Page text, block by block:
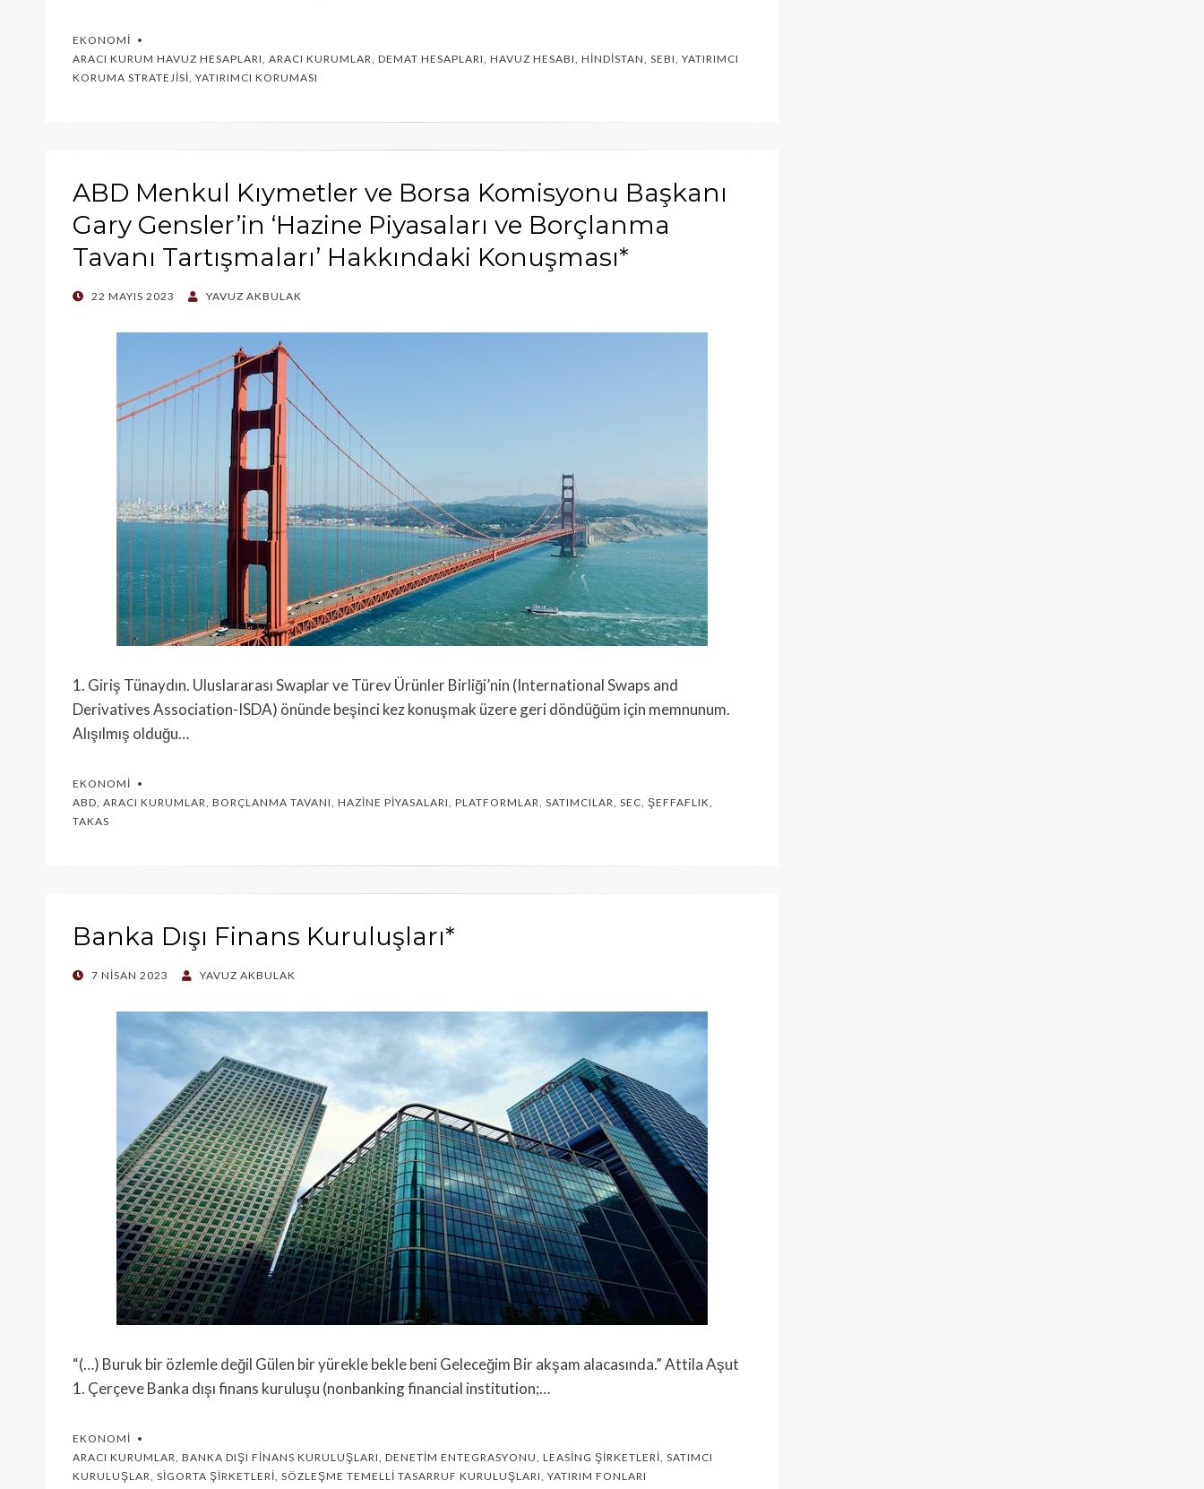
EKONOMI
ARACI KURUM HAVUZ HESAPLARI, ARACI KURUMLAR, DEMAT HESAPLARI, HAVUZ HESABI, HINDISTAN, SEBI, YATIRIMCI
KORUMA STRATEJISI, YATIRIMCI KORUMASI
ABD Menkul Kıymetler ve Borsa Komisyonu Başkanı
Gary Gensler’in ‘Hazine Piyasaları ve Borçlanma
Tavanı Tartışmaları’ Hakkındaki Konuşması*
POSTED
22 MAYIS 2023 YAVUZ AKBULAK
1. Giriş Tünaydın. Uluslararası Swaplar ve Türev Ürünler Birliği’nin (International Swaps and
Derivatives Association-ISDA) önünde beşinci kez konuşmak üzere geri döndüğüm için memnunum.
Alışılmış olduğu…
EKONOMI
ABD, ARACI KURUMLAR, BORÇLANMA TAVANI, HAZINE PIYASALARI, PLATFORMLAR, SATIMCILAR, SEC, ŞEFFAFLIK,
TAKAS
Banka Dışı Finans Kuruluşları*
POSTED
7 NISAN 2023 YAVUZ AKBULAK
“(…) Buruk bir özlemle değil Gülen bir yürekle bekle beni Geleceğim Bir akşam alacasında.” Attila Aşut
1. Çerçeve Banka dışı finans kuruluşu (nonbanking financial institution;…
EKONOMI
ARACI KURUMLAR, BANKA DIŞI FINANS KURULUŞLARI, DENETIM ENTEGRASYONU, LEASING ŞIRKETLERI, SATIMCI
KURULUŞLAR, SIGORTA ŞIRKETLERI, SÖZLEŞME TEMELLI TASARRUF KURULUŞLARI, YATIRIM FONLARI